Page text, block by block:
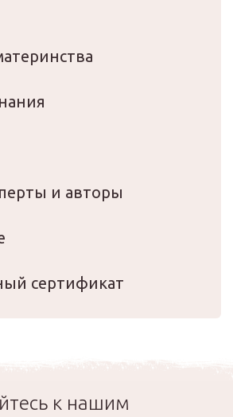
и авторы
сертификат
к нашим